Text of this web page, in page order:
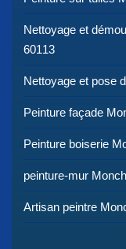
Nettoyage et
60113
Nettoyage et pose
Peinture façade
Peinture boiserie
peinture-mur
Artisan peintre